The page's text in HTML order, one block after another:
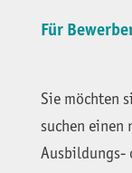
Für
Sie möchten
suchen einen
Ausbildungs-